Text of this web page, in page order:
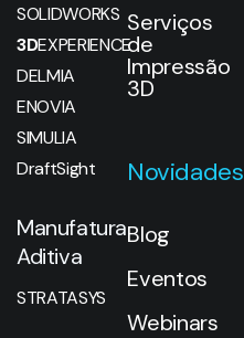
SOLIDWORKS
3DEXPERIENCE
DELMIA
ENOVIA
SIMULIA
DraftSight
Manufatura
Aditiva
STRATASYS
Serviços
de
Impressão
3D
Novidades
Blog
Eventos
Webinars